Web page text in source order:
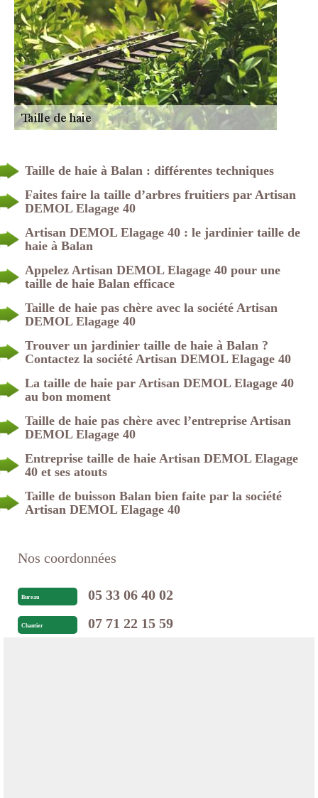
Taille de haie à Balan : différentes techniques
Faites faire la taille d’arbres fruitiers par Artisan
DEMOL Elagage 40
Artisan DEMOL Elagage 40 : le jardinier taille de
haie à Balan
Appelez Artisan DEMOL Elagage 40 pour une
taille de haie Balan efficace
Taille de haie pas chère avec la société Artisan
DEMOL Elagage 40
Trouver un jardinier taille de haie à Balan ?
Contactez la société Artisan DEMOL Elagage 40
La taille de haie par Artisan DEMOL Elagage 40
au bon moment
Taille de haie pas chère avec l’entreprise Artisan
DEMOL Elagage 40
Entreprise taille de haie Artisan DEMOL Elagage
40 et ses atouts
Taille de buisson Balan bien faite par la société
Artisan DEMOL Elagage 40
Nos coordonnées
Bureau 05 33 06 40 02
Chantier 07 71 22 15 59